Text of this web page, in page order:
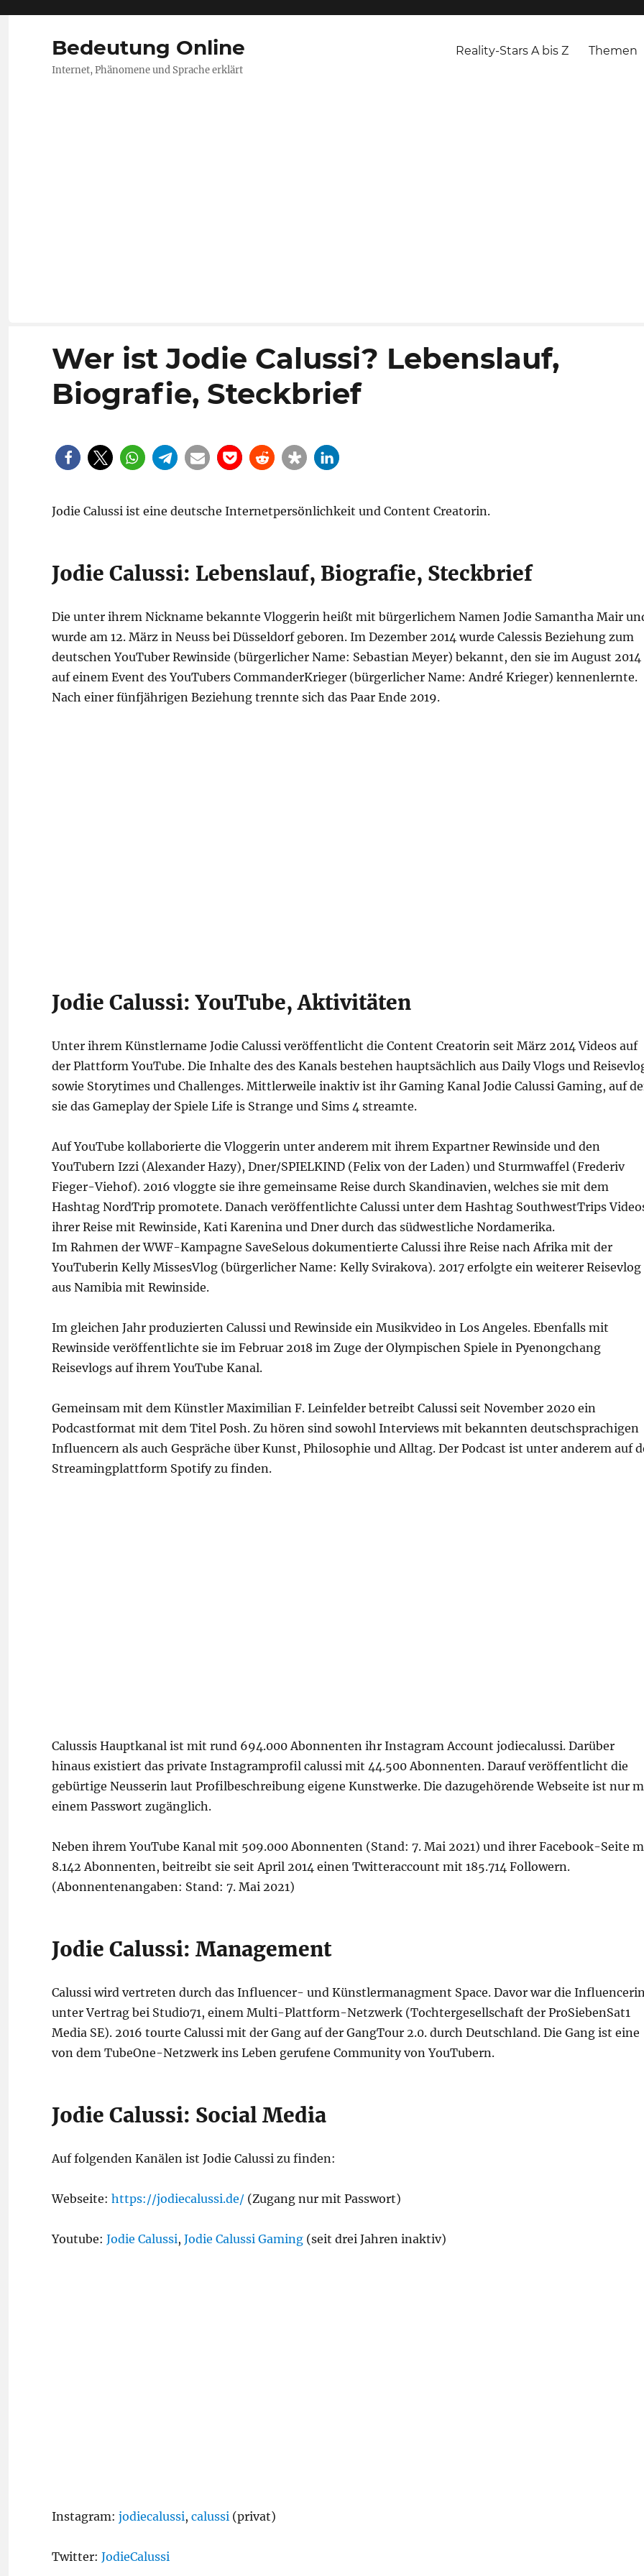
Bedeutung Online
Internet, Phänomene und Sprache erklärt
Reality-Stars A bis Z Themen
Wer ist Jodie Calussi? Lebenslauf,
Biografie, Steckbrief
Jodie Calussi ist eine deutsche Internetpersönlichkeit und Content Creatorin.
Jodie Calussi: Lebenslauf, Biografie, Steckbrief
Die unter ihrem Nickname bekannte Vloggerin heißt mit bürgerlichem Namen Jodie Samantha Mair
wurde am 12. März in Neuss bei Düsseldorf geboren. Im Dezember 2014 wurde Calessis Beziehung zum
deutschen YouTuber Rewinside (bürgerlicher Name: Sebastian Meyer) bekannt, den sie im August 2014
auf einem Event des YouTubers CommanderKrieger (bürgerlicher Name: André Krieger) kennenlernte.
Nach einer fünfjährigen Beziehung trennte sich das Paar Ende 2019.
Jodie Calussi: YouTube, Aktivitäten
Unter ihrem Künstlername Jodie Calussi veröffentlicht die Content Creatorin seit März 2014 Videos auf
der Plattform YouTube. Die Inhalte des des Kanals bestehen hauptsächlich aus Daily Vlogs und
sowie Storytimes und Challenges. Mittlerweile inaktiv ist ihr Gaming Kanal Jodie Calussi Gaming, auf
sie das Gameplay der Spiele Life is Strange und Sims 4 streamte.
Auf YouTube kollaborierte die Vloggerin unter anderem mit ihrem Expartner Rewinside und den
YouTubern Izzi (Alexander Hazy), Dner/SPIELKIND (Felix von der Laden) und Sturmwaffel (Frederiv
Fieger-Viehof). 2016 vloggte sie ihre gemeinsame Reise durch Skandinavien, welches sie mit dem
Hashtag NordTrip promotete. Danach veröffentlichte Calussi unter dem Hashtag SouthwestTrips
ihrer Reise mit Rewinside, Kati Karenina und Dner durch das südwestliche Nordamerika.
Im Rahmen der WWF-Kampagne SaveSelous dokumentierte Calussi ihre Reise nach Afrika mit der
YouTuberin Kelly MissesVlog (bürgerlicher Name: Kelly Svirakova). 2017 erfolgte ein weiterer Reisevlog
aus Namibia mit Rewinside.
Im gleichen Jahr produzierten Calussi und Rewinside ein Musikvideo in Los Angeles. Ebenfalls mit
Rewinside veröffentlichte sie im Februar 2018 im Zuge der Olympischen Spiele in Pyenongchang
Reisevlogs auf ihrem YouTube Kanal.
Gemeinsam mit dem Künstler Maximilian F. Leinfelder betreibt Calussi seit November 2020 ein
Podcastformat mit dem Titel Posh. Zu hören sind sowohl Interviews mit bekannten deutschsprachigen
Influencern als auch Gespräche über Kunst, Philosophie und Alltag. Der Podcast ist unter anderem auf
Streamingplattform Spotify zu finden.
Calussis Hauptkanal ist mit rund 694.000 Abonnenten ihr Instagram Account jodiecalussi. Darüber
hinaus existiert das private Instagramprofil calussi mit 44.500 Abonnenten. Darauf veröffentlicht die
gebürtige Neusserin laut Profilbeschreibung eigene Kunstwerke. Die dazugehörende Webseite ist nur
einem Passwort zugänglich.
Neben ihrem YouTube Kanal mit 509.000 Abonnenten (Stand: 7. Mai 2021) und ihrer Facebook-Seite
8.142 Abonnenten, beitreibt sie seit April 2014 einen Twitteraccount mit 185.714 Followern.
(Abonnentenangaben: Stand: 7. Mai 2021)
Jodie Calussi: Management
Calussi wird vertreten durch das Influencer- und Künstlermanagment Space. Davor war die
unter Vertrag bei Studio71, einem Multi-Plattform-Netzwerk (Tochtergesellschaft der ProSiebenSat1
Media SE). 2016 tourte Calussi mit der Gang auf der GangTour 2.0. durch Deutschland. Die Gang ist eine
von dem TubeOne-Netzwerk ins Leben gerufene Community von YouTubern.
Jodie Calussi: Social Media
Auf folgenden Kanälen ist Jodie Calussi zu finden:
Webseite: https://jodiecalussi.de/ (Zugang nur mit Passwort)
Youtube: Jodie Calussi, Jodie Calussi Gaming (seit drei Jahren inaktiv)
Instagram: jodiecalussi, calussi (privat)
Twitter: JodieCalussi